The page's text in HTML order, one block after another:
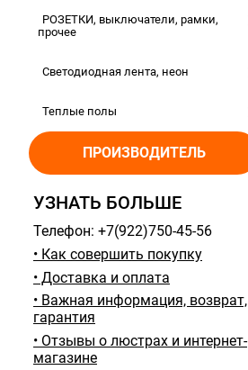
РОЗЕТКИ, выключатели, рамки,
прочее
Светодиодная лента, неон
Теплые полы
ПРОИЗВОДИТЕЛЬ
УЗНАТЬ БОЛЬШЕ
Телефон: +7(922)750-45-56
• Как совершить покупку
• Доставка и оплата
• Важная информация, возврат,
гарантия
• Отзывы о люстрах и интернет-
магазине